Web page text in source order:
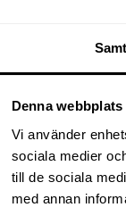
Denna
Vi använder
sociala medier
till de sociala
med annan